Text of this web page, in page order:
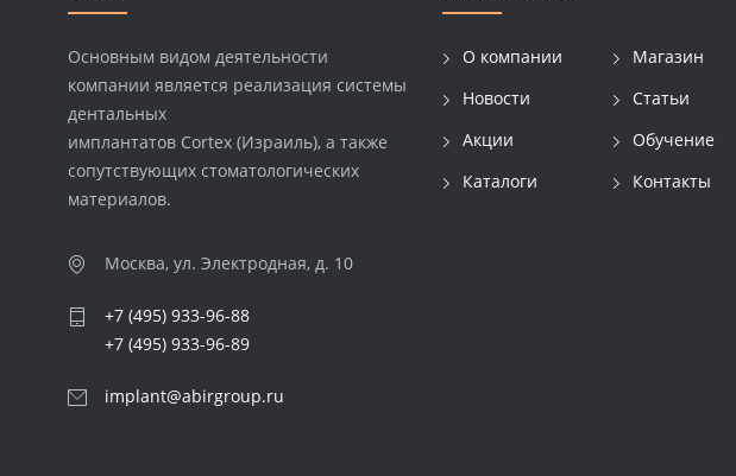
Основным видом деятельности
компании является реализация системы
дентальных
имплантатов Cortex (Израиль), а также
сопутствующих стоматологических
материалов.
Москва, ул. Электродная, д. 10
+7 (495) 933-96-88
+7 (495) 933-96-89
implant@abirgroup.ru
О компании
Магазин
Новости
Статьи
Акции
Обучение
Каталоги
Контакты